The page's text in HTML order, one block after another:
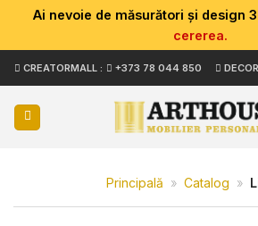
Ai nevoie de măsurători și design
cererea.
CREATORMALL : +373 78 044 850
Principală » Catalog »